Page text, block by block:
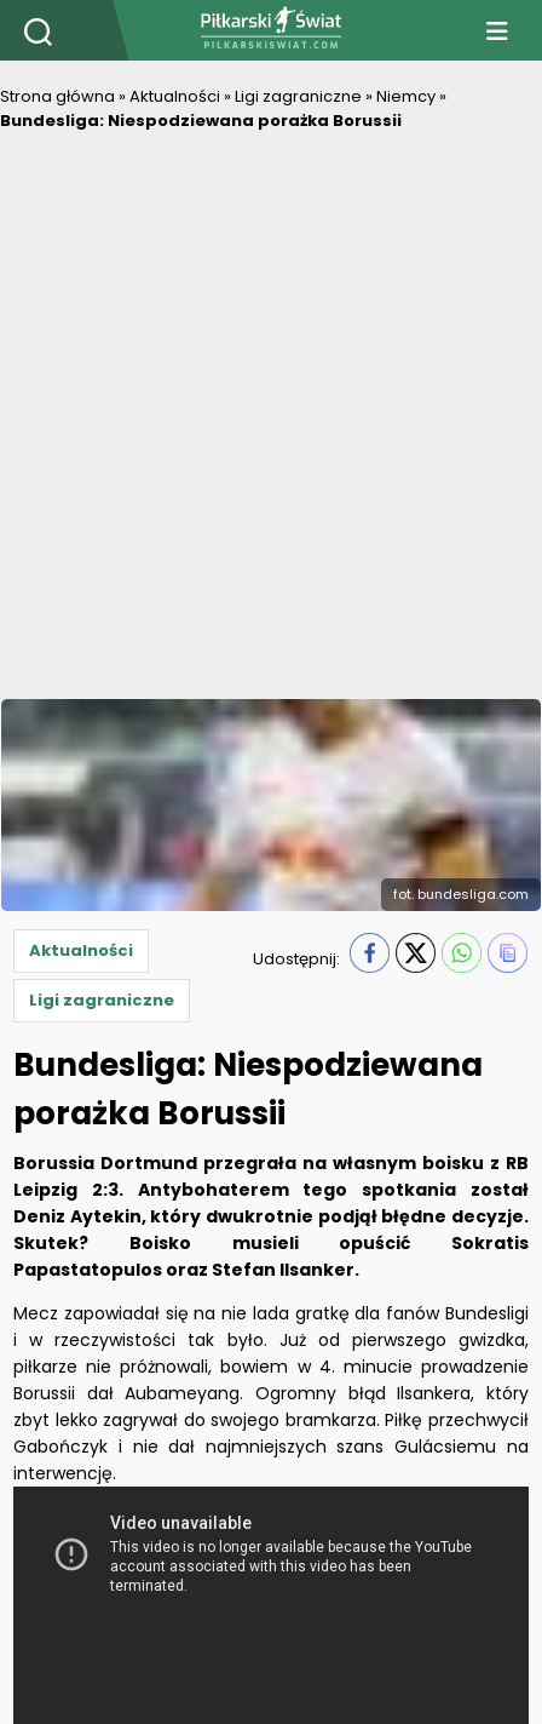
PiłkarskiSwiat.com
Strona główna »Aktualności »Ligi zagraniczne »Niemcy »
Bundesliga: Niespodziewana porażka Borussii
fot. bundesliga.com
Aktualności
Ligi zagraniczne
Udostępnij:
Bundesliga: Niespodziewana
porażka Borussii
Borussia Dortmund przegrała na własnym boisku z RB
Leipzig 2:3. Antybohaterem tego spotkania został
Deniz Aytekin, który dwukrotnie podjął błędne decyzje.
Skutek? Boisko musieli opuścić Sokratis
Papastatopulos oraz Stefan Ilsanker.
Mecz zapowiadał się na nie lada gratkę dla fanów Bundesligi
i w rzeczywistości tak było. Już od pierwszego gwizdka,
piłkarze nie próżnowali, bowiem w 4. minucie prowadzenie
Borussii dał Aubameyang. Ogromny błąd Ilsankera, który
zbyt lekko zagrywał do swojego bramkarza. Piłkę przechwycił
Gabończyk i nie dał najmniejszych szans Gulácsiemu na
interwencję.